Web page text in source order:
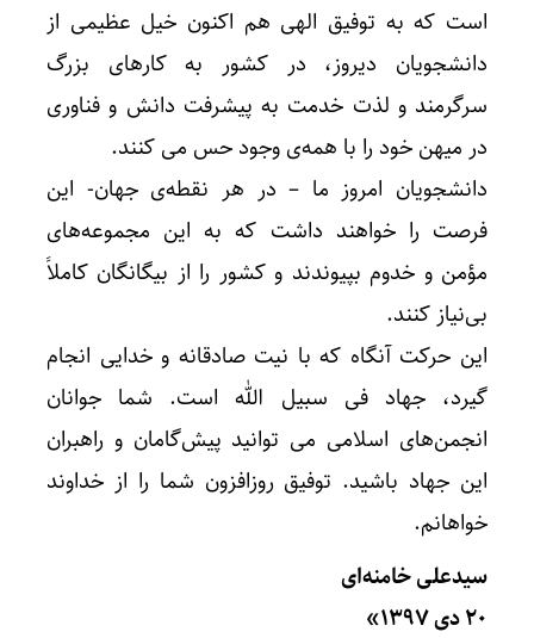
است که به توفیق الهی هم اکنون خیل عظیمی از
دانشجویان دیروز، در کشور به کارهای بزرگ
سرگرمند و لذت خدمت به پیشرفت دانش و فناوری
در میهن خود را با همه‌ی وجود حس می کنند.
دانشجویان امروز ما – در هر نقطه‌ی جهان- این
فرصت را خواهند داشت که به این مجموعه‌های
مؤمن و خدوم بپیوندند و کشور را از بیگانگان کاملاً
بی‌نیاز کنند.
این حرکت آنگاه که با نیت صادقانه و خدایی انجام
گیرد، جهاد فی سبیل الله است. شما جوانان
انجمن‌های اسلامی می توانید پیش‌گامان و راهبران
این جهاد باشید. توفیق روزافزون شما را از خداوند
خواهانم.
سیدعلی خامنه‌ای
۲۰ دی ۱۳۹۷»